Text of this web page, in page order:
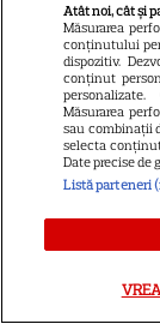
24
Atât noi, cât și
Măsurarea
conținutului
dispozitiv.
conținut
Măsurarea
sau combinații
selecta
Date precise
Listă parteneri